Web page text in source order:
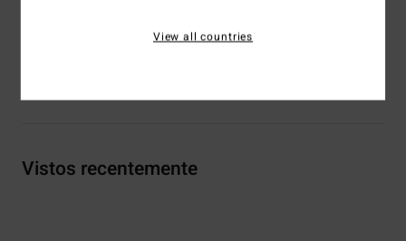
Envio& Devoluciones
Vistos recentemente
View all countries